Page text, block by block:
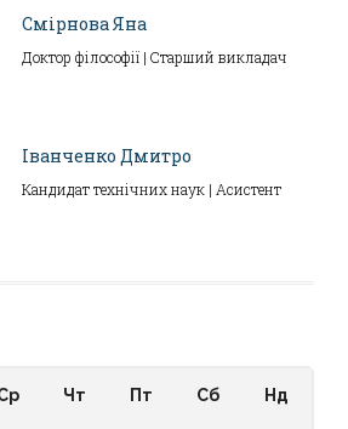
Смірнова Яна
Доктор філософії | Старший викладач
Іванченко Дмитро
Кандидат технічних наук | Асистент
Чт Пт Сб Нд